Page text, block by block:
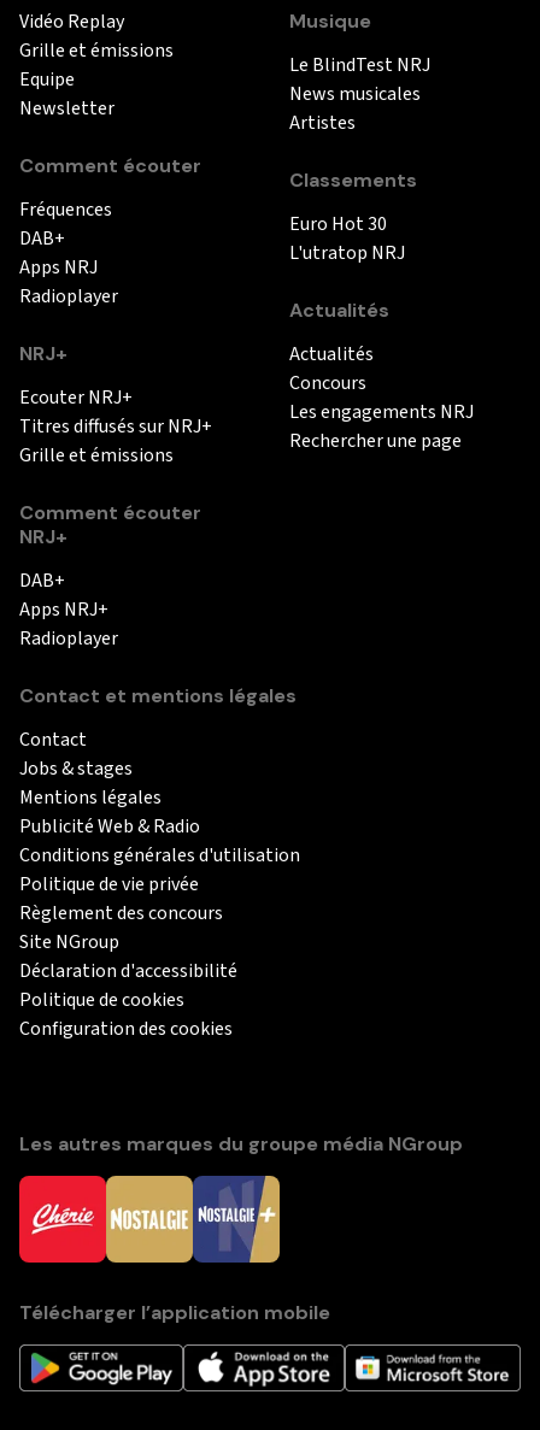
Vidéo Replay
Grille et émissions
Equipe
Newsletter
Comment écouter
Fréquences
DAB+
Apps NRJ
Radioplayer
NRJ+
Ecouter NRJ+
Titres diffusés sur NRJ+
Grille et émissions
Comment écouter
NRJ+
DAB+
Apps NRJ+
Radioplayer
Musique
Le BlindTest NRJ
News musicales
Artistes
Classements
Euro Hot 30
L'utratop NRJ
Actualités
Actualités
Concours
Les engagements NRJ
Rechercher une page
Contact et mentions légales
Contact
Jobs & stages
Mentions légales
Publicité Web & Radio
Conditions générales d'utilisation
Politique de vie privée
Règlement des concours
Site NGroup
Déclaration d'accessibilité
Politique de cookies
Configuration des cookies
Les autres marques du groupe média NGroup
Télécharger l’application mobile